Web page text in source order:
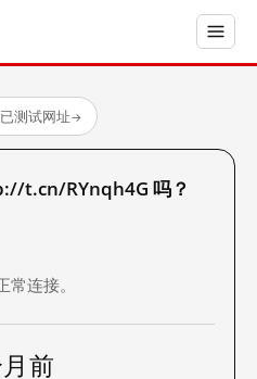
测试网址→
t.cn/RYnqh4G 吗？
连接。
前